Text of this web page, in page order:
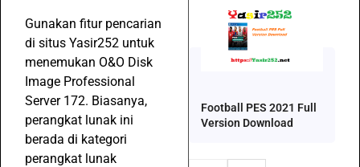
Gunakan fitur pencarian
di situs Yasir252 untuk
menemukan O&O Disk
Image Professional
Server 172. Biasanya,
perangkat lunak ini
berada di kategori
perangkat lunak
Football PES 2021 Full
Version Download